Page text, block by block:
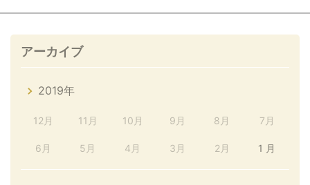
アーカイブ
2019年
12月 11月 10月 9月 8月 7月
6月 5月 4月 3月 2月 1 月